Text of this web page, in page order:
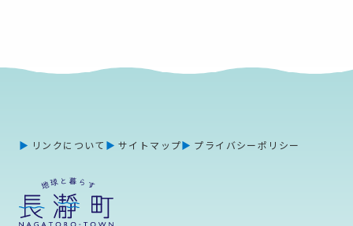
リンクについて サイトマップ プライバシーポリシー